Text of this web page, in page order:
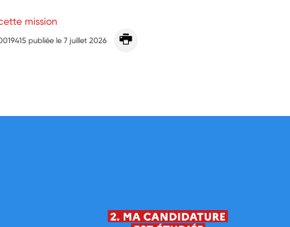
mission
publiée le7 juillet 2026